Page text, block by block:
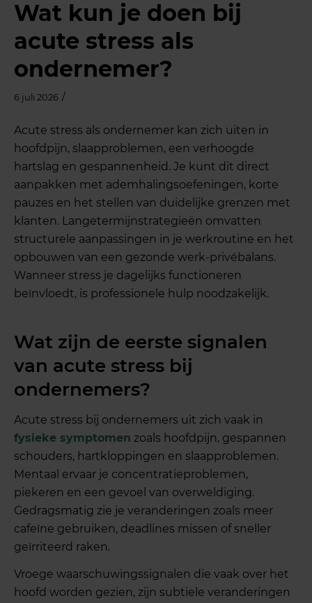
Wat kun je doen bij
acute stress als
ondernemer?
6 juli 2026 /
Acute stress als ondernemer kan zich uiten in
hoofdpijn, slaapproblemen, een verhoogde
hartslag en gespannenheid. Je kunt dit direct
aanpakken met ademhalingsoefeningen, korte
pauzes en het stellen van duidelijke grenzen met
klanten. Langetermijnstrategieën omvatten
structurele aanpassingen in je werkroutine en het
opbouwen van een gezonde werk-privébalans.
Wanneer stress je dagelijks functioneren
beïnvloedt, is professionele hulp noodzakelijk.
Wat zijn de eerste signalen
van acute stress bij
ondernemers?
Acute stress bij ondernemers uit zich vaak in
fysieke symptomen zoals hoofdpijn, gespannen
schouders, hartkloppingen en slaapproblemen.
Mentaal ervaar je concentratieproblemen,
piekeren en een gevoel van overweldiging.
Gedragsmatig zie je veranderingen zoals meer
cafeïne gebruiken, deadlines missen of sneller
geïrriteerd raken.
Vroege waarschuwingssignalen die vaak over het
hoofd worden gezien, zijn subtiele veranderingen